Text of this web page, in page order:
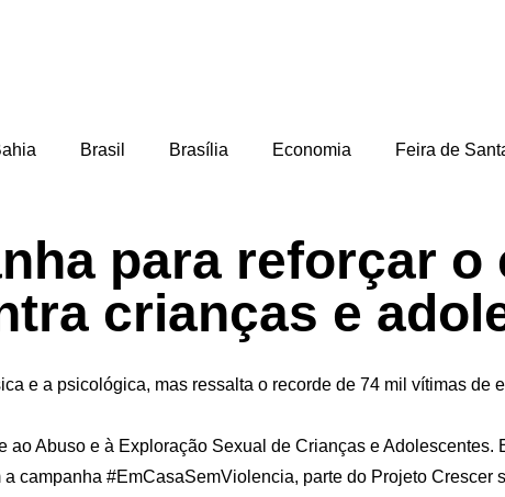
Brasil Brasília Economia Feira de
para reforçar o
crianças e
e a psicológica, mas ressalta o recorde de 74 mil vítimas de
Abuso e à Exploração Sexual de Crianças e
campanha #EmCasaSemViolencia, parte do Projeto Crescer